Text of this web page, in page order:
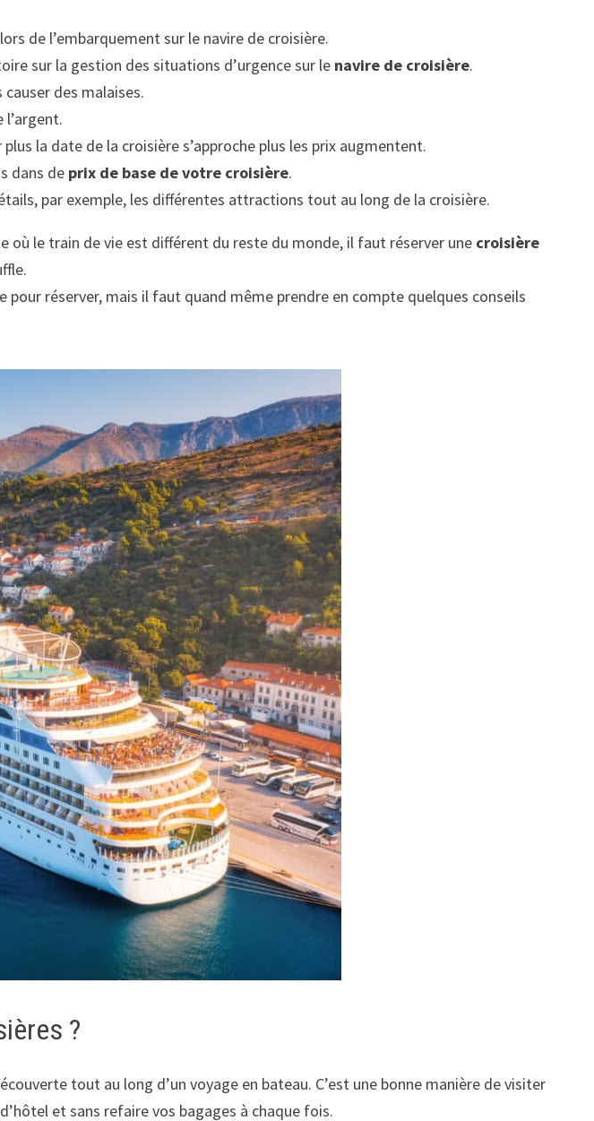
de l’embarquement sur le navire de croisière.
sur la gestion des situations d’urgence sur le navire de croisière.
des malaises.
la date de la croisière s’approche plus les prix augmentent.
dans de prix de base de votre croisière.
par exemple, les différentes attractions tout au long de la croisière.
où le train de vie est différent du reste du monde, il faut réserver une croisière
réserver, mais il faut quand même prendre en compte quelques conseils
?
tout au long d’un voyage en bateau. C’est une bonne manière de visiter
et sans refaire vos bagages à chaque fois.